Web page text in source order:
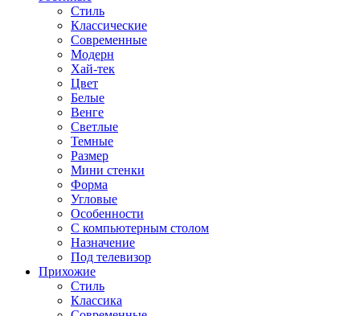
Стиль
Классические
Современные
Модерн
Хай-тек
Цвет
Белые
Венге
Светлые
Темные
Размер
Мини стенки
Форма
Угловые
Особенности
С компьютерным столом
Назначение
Под телевизор
Прихожие
Стиль
Классика